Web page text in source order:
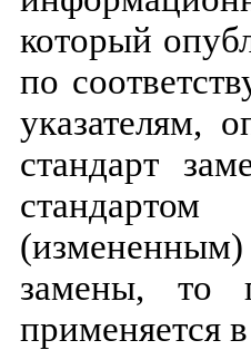
который
по
указателям,
стандарт
стандартом
(измененным)
замены, то
применяется в